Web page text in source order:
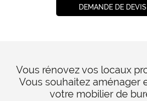
DEMANDE DE DEVIS
Vous rénovez vos locaux
Vous souhaitez aménager
votre mobilier de